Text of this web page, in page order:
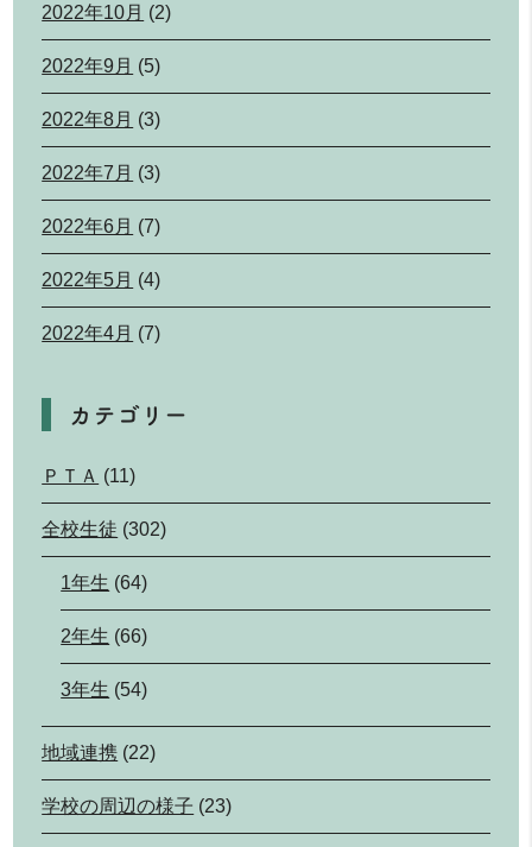
2022年10月 (2)
2022年9月 (5)
2022年8月 (3)
2022年7月 (3)
2022年6月 (7)
2022年5月 (4)
2022年4月 (7)
カテゴリー
ＰＴＡ (11)
全校生徒 (302)
1年生 (64)
2年生 (66)
3年生 (54)
地域連携 (22)
学校の周辺の様子 (23)